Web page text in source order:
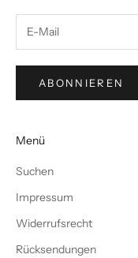
ABONNIEREN
Menü
Suchen
Impressum
Widerrufsrecht
Rücksendungen